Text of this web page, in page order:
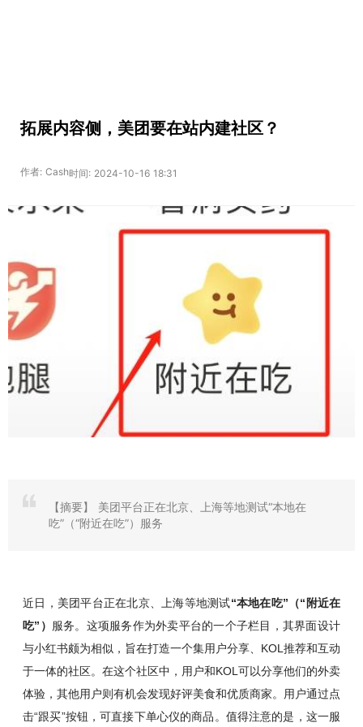
拓展内容侧，美团要在站内建社区？
作者: Cash时间: 2024-10-16 18:31
【摘要】
美团平台正在北京、上海等地测试“本地在
吃”（“附近在吃”）服务
近日，美团平台正在北京、上海等地测试“本地在吃”（“附近在
吃”） 服务。这项服务作为外卖平台的一个子栏目，其界面设计
与小红书颇为相似，旨在打造一个集用户分享、KOL推荐和互动
于一体的社区。在这个社区中，用户和KOL可以分享他们的外卖
体验，其他用户则有机会发现好评美食和优质商家。用户通过点
击“跟买”按钮，可直接下单心仪的商品。值得注意的是，这一服